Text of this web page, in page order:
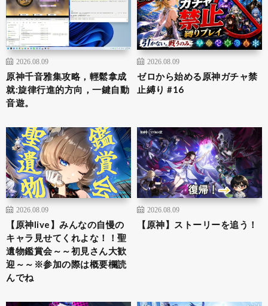
2026.08.09
原神千音雅集攻略，輕鬆拿成
就:旋律行進的方向，一鍵自動
音遊。
2026.08.09
ゼロから始める原神ガチャ禁
止縛り #16
2026.08.09
【原神live】みんなの自慢の
キャラ見せてくれよな！！聖
遺物鑑賞会～～初見さん大歓
迎～～※参加の際は概要欄読
んでね
2026.08.09
【原神】ストーリーを追う！